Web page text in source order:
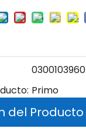
0300103960
Primo
del Producto